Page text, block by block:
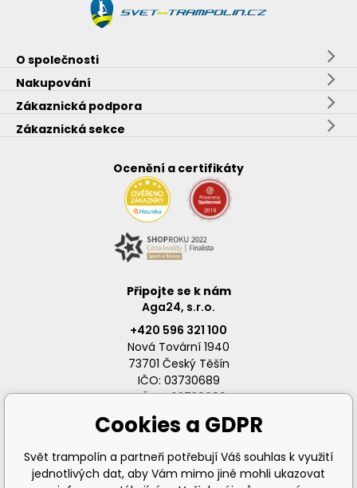
O společnosti
Nakupování
Zákaznická podpora
Zákaznická sekce
Ocenění a certifikáty
Připojte se k nám
Aga24, s.r.o.
+420 596 321 100
Nová Tovární 1940
73701 Český Těšín
IČO: 03730689
DIČ: CZ03730689
info@svet-trampolin.cz
Cookies a GDPR
Svět trampolín a partneři potřebují Váš souhlas k využití
jednotlivých dat, aby Vám mimo jiné mohli ukazovat